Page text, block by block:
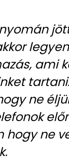
ami
ne
hogy ne